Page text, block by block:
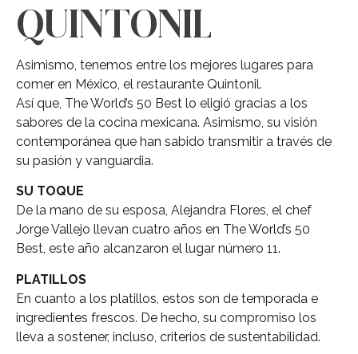
QUINTONIL
Asimismo, tenemos entre los mejores lugares para
comer en México, el restaurante Quintonil.
Así que, The World’s 50 Best lo eligió gracias a los
sabores de la cocina mexicana. Asimismo, su visión
contemporánea que han sabido transmitir a través de
su pasión y vanguardia.
SU TOQUE
De la mano de su esposa, Alejandra Flores, el chef
Jorge Vallejo llevan cuatro años en The World’s 50
Best, este año alcanzaron el lugar número 11.
PLATILLOS
En cuanto a los platillos, estos son de temporada e
ingredientes frescos. De hecho, su compromiso los
lleva a sostener, incluso, criterios de sustentabilidad.